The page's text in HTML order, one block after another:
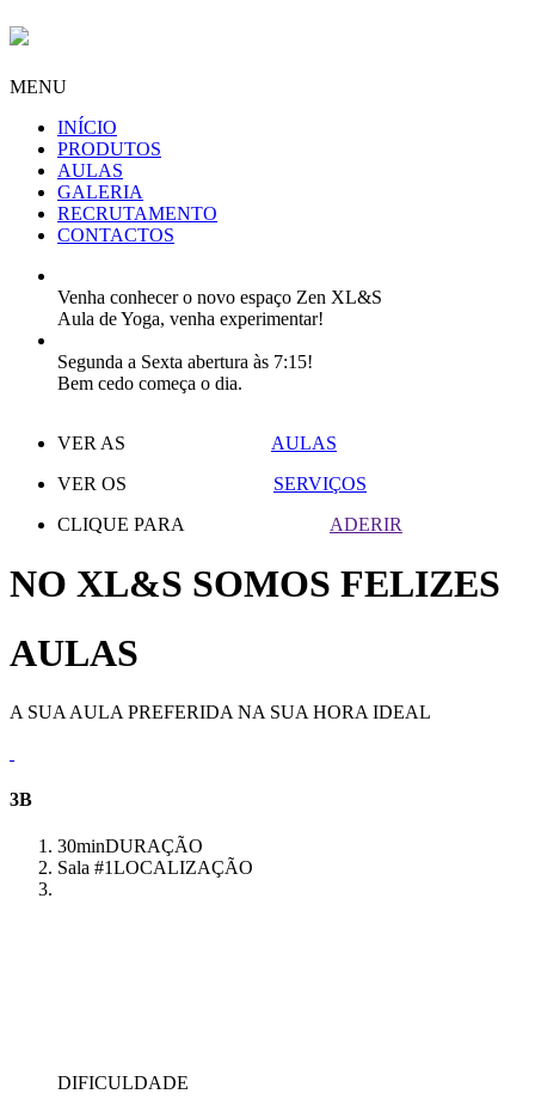
MENU
INÍCIO
PRODUTOS
AULAS
GALERIA
RECRUTAMENTO
CONTACTOS
Venha conhecer o novo espaço Zen XL&S
Aula de Yoga, venha experimentar!
Segunda a Sexta abertura às 7:15!
Bem cedo começa o dia.
VER AS
AULAS
VER OS
SERVIÇOS
CLIQUE PARA
ADERIR
NO XL&S SOMOS FELIZES
AULAS
A SUA AULA PREFERIDA NA SUA HORA IDEAL
3B
30minDURAÇÃO
Sala #1LOCALIZAÇÃO
DIFICULDADE